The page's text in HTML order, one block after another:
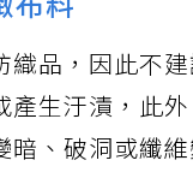
布料
織品，因此不
產生汙漬，此
、破洞或纖維